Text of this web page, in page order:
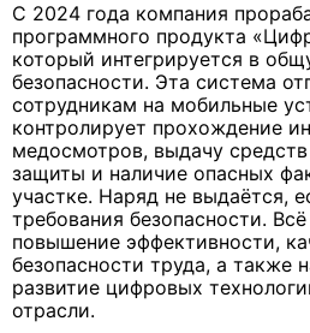
С 2024 года компания
программного продукта
который интегрируется в
безопасности. Эта система
сотрудникам на мобильные
контролирует прохождение
медосмотров, выдачу
защиты и наличие опасных
участке. Наряд не выдаётся,
требования безопасности.
повышение эффективности,
безопасности труда, а также
развитие цифровых
отрасли.